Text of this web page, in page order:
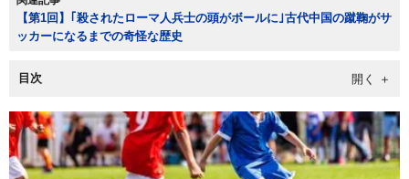
【第1回】｢殺されたローマ人兵士の頭がボールに｣古代中国の蹴鞠がサ
ッカーになるまでの奇怪な歴史
目次